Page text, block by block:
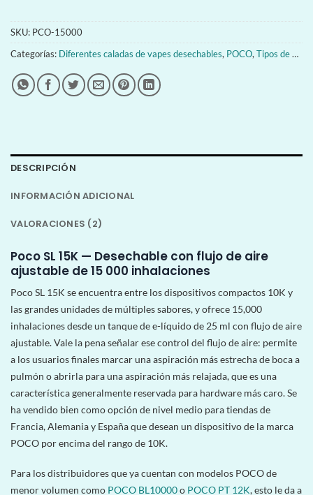
SKU: PCO-15000
Categorías: Diferentes caladas de vapes desechables, POCO, Tipos de vapes desechables
DESCRIPCIÓN
INFORMACIÓN ADICIONAL
VALORACIONES (2)
Poco SL 15K — Desechable con flujo de aire
ajustable de 15 000 inhalaciones
Poco SL 15K se encuentra entre los dispositivos compactos 10K y
las grandes unidades de múltiples sabores, y ofrece 15,000
inhalaciones desde un tanque de e-líquido de 25 ml con flujo de aire
ajustable. Vale la pena señalar ese control del flujo de aire: permite
a los usuarios finales marcar una aspiración más estrecha de boca a
pulmón o abrirla para una aspiración más relajada, que es una
característica generalmente reservada para hardware más caro. Se
ha vendido bien como opción de nivel medio para tiendas de
Francia, Alemania y España que desean un dispositivo de la marca
POCO por encima del rango de 10K.
Para los distribuidores que ya cuentan con modelos POCO de
menor volumen como POCO BL10000o POCO PT 12K, esto le da a